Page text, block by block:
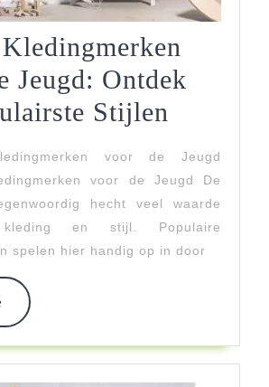
Jeugd: Ontdek
Stijlen
Voor
De
Jeugd:
Stijlen
voor de Jeugd
voor de Jeugd De
hecht veel waarde
en stijl. Populaire
spelen hier handig op in door
Read
More